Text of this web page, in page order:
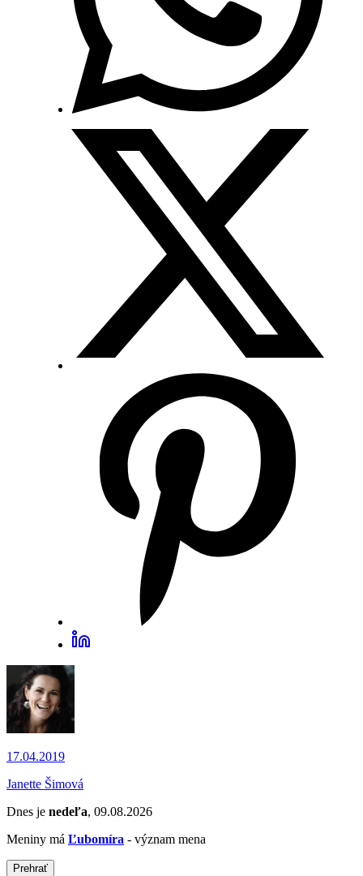
17.04.2019
Janette Šimová
Dnes je nedeľa, 09.08.2026
Meniny má Ľubomíra - význam mena
Prehrať